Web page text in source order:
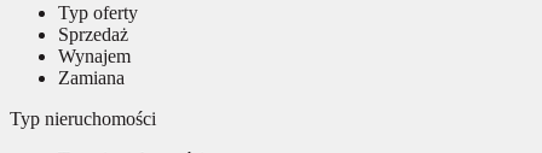
Typ oferty
Sprzedaż
Wynajem
Zamiana
Typ nieruchomości